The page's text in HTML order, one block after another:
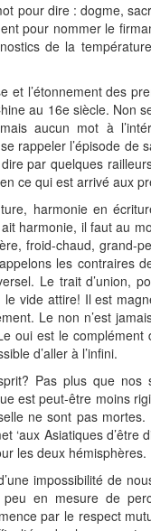
pour dire : dogme,
pour nommer le
de la
et l’étonnement des
au 16e siècle. Non
aucun mot à
rappeler l’épisode de
par quelques
ce qui est arrivé aux
harmonie en
harmonie, il faut au
froid-chaud, grand-
les contraires
Le trait d’union,
vide attire! Il est
Le non n’est
oui est le
d’aller à l’infini.
Pas plus que nos
est peut-être moins
ne sont pas
‘aux Asiatiques d’être
les deux hémisphères.
impossibilité de
en mesure de
par le respect